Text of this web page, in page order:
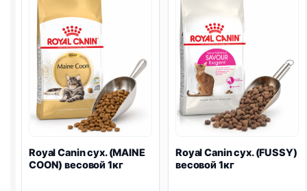
весовой
1кг
Royal Canin сух. (MAINE
COON) весовой 1кг
Royal Canin сух. (FUSSY)
весовой 1кг